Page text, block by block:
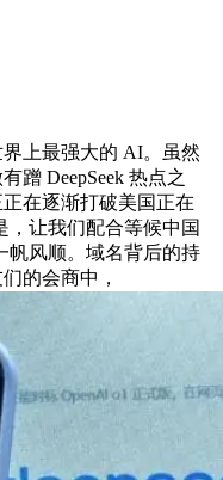
上最强大的 AI。虽然
蹭 DeepSeek 热点之
在逐渐打破美国正在
让我们配合等候中国
帆风顺。域名背后的持
的会商中，